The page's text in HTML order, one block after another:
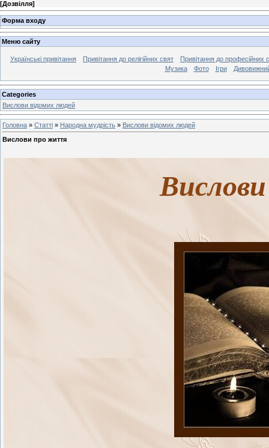
[Дозвілля]
Форма входу
Меню сайту
Українські привітання Привітання до релігійних свят
Привітання до професійних
Музика
Фото Ігри
Categories
Вислови відомих людей
Головна » Статті » Народна мудрість » Вислови відомих людей
Вислови про життя